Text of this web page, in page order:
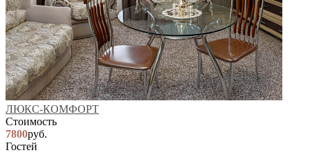
ЛЮКС-КОМФОРТ
Стоимость
7800руб.
Гостей